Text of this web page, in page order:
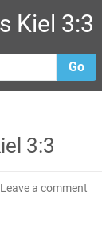
Kiel 3:3
Go
3:3
Leave a comment